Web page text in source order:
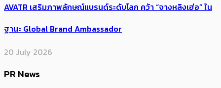
AVATR เสริมภาพลักษณ์แบรนด์ระดับโลก คว้า “จางหลิงเฮ่อ” ใน
ฐานะ Global Brand Ambassador
20 July 2026
PR News